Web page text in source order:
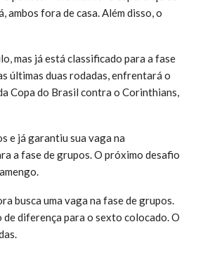
fora de casa. Além disso, o
mas já está classificado para a fase
últimas duas rodadas, enfrentará o
Copa do Brasil contra o Corinthians,
e já garantiu sua vaga na
a fase de grupos. O próximo desafio
busca uma vaga na fase de grupos.
de diferença para o sexto colocado. O